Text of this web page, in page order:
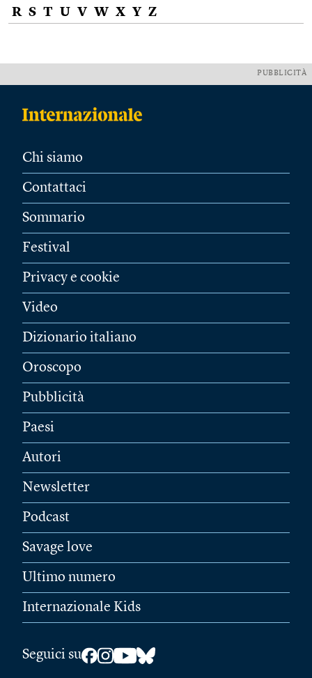
R S T U V W X Y Z
PUBBLICITÀ
Chi siamo
Contattaci
Sommario
Festival
Privacy e cookie
Video
Dizionario italiano
Oroscopo
Pubblicità
Paesi
Autori
Newsletter
Podcast
Savage love
Ultimo numero
Internazionale Kids
Seguici su